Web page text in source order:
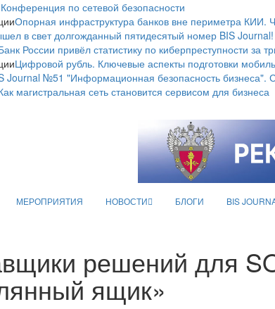
Конференция по сетевой безопасности
Опорная инфраструктура банков вне периметра КИИ.
в свет долгожданный пятидесятый номер BIS Journal!
России привёл статистику по киберпреступности за
Цифровой рубль. Ключевые аспекты подготовки
Journal №51 "Информационная безопасность бизнеса".
магистральная сеть становится сервисом для бизнеса
МЕРОПРИЯТИЯ НОВОСТИ БЛОГИ BIS
решений для
ящик»